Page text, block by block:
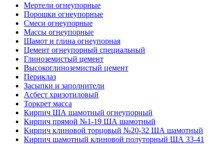
Мертели огнеупорные
Порошки огнеупорные
Смеси огнеупорные
Массы огнеупорные
Шамот и глина огнеупорная
Цемент огнеупорный специальный
Глиноземистый цемент
Высокоглиноземистый цемент
Периклаз
Засыпки и заполнители
Асбест хризотиловый
Торкрет масса
Кирпич ША шамотный огнеупорный
Кирпич прямой №1-19 ША шамотный
Кирпич клиновой торцовый №20-32 ША шамотный
Кирпич шамотный клиновой полуторный ША 33-41